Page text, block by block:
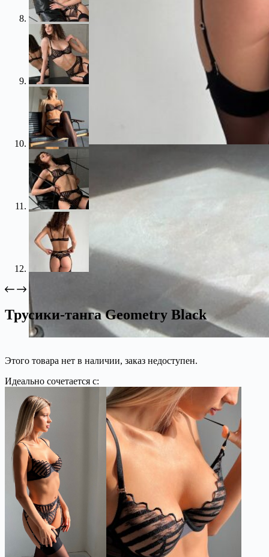
Трусики-танга Geometry Black
Этого товара нет в наличии, заказ недоступен.
Идеально сочетается с: